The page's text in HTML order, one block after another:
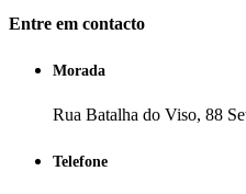
Entre em contacto
Morada
Rua Batalha do Viso, 88
Telefone